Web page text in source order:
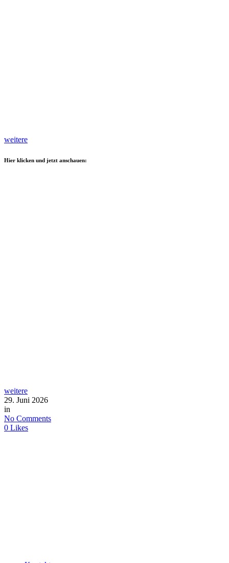
weitere
Hier klicken und jetzt anschauen:
weitere
29. Juni 2026
in
No Comments
0 Likes